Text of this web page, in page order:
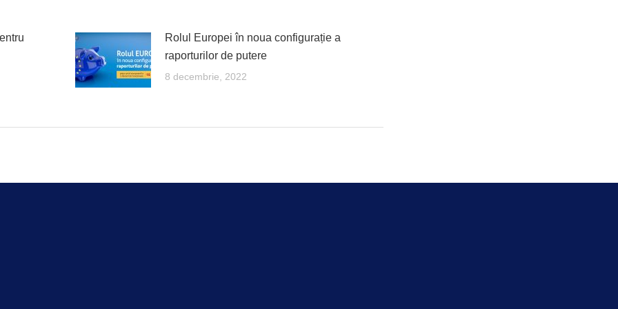
Rolul Europei în noua configurație a
raporturilor de putere
8 decembrie, 2022